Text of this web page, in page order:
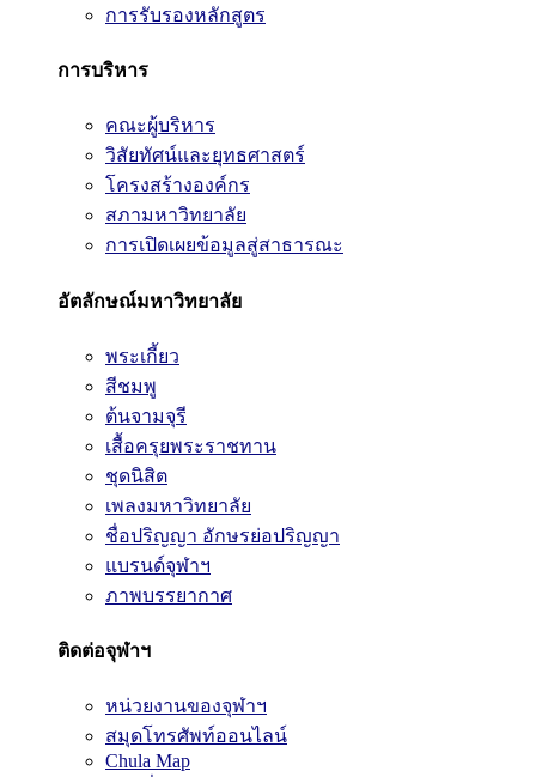
การรับรองหลักสูตร
การบริหาร
คณะผู้บริหาร
วิสัยทัศน์และยุทธศาสตร์
โครงสร้างองค์กร
สภามหาวิทยาลัย
การเปิดเผยข้อมูลสู่สาธารณะ
อัตลักษณ์มหาวิทยาลัย
พระเกี้ยว
สีชมพู
ต้นจามจุรี
เสื้อครุยพระราชทาน
ชุดนิสิต
เพลงมหาวิทยาลัย
ชื่อปริญญา อักษรย่อปริญญา
แบรนด์จุฬาฯ
ภาพบรรยากาศ
ติดต่อจุฬาฯ
หน่วยงานของจุฬาฯ
สมุดโทรศัพท์ออนไลน์
Chula Map